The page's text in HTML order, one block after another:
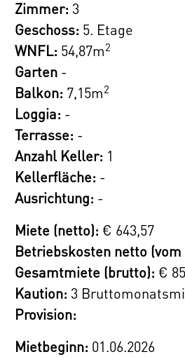
„Community-Feeling“
Das Gebäude MQG – als
zehngeschossige
zeichnet sich durch hohe
Qualität und einer für Graz
Erschließung der vier
aus. Die beiden Hüften
bis zu acht Meter breites,
Längsatrium erschlossen.
dieser Atrien mit
einerseits für
andererseits großzügige,
Räume. Dadurch sind auch
Wohneinheiten quer
Die Erdgeschosszone
Zimmer: 3
Geschoss: 5. Etage
WNFL: 54,87m2
Garten -
Balkon: 7,15m2
Loggia: -
Terrasse: -
Anzahl Keller: 1
Kellerfläche: -
Ausrichtung: -
Miete (netto): € 643,57
Betriebskosten netto (vom
Gesamtmiete (brutto): €
Kaution: 3
Provision:
Mietbeginn: 01.06.2026